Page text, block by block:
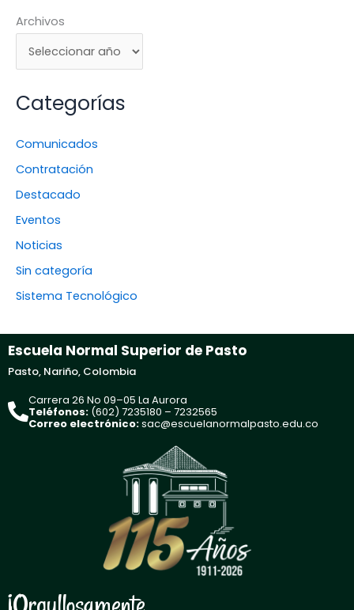
Archivos
Categorías
Comunicados
Contratación
Destacado
Eventos
Noticias
Sin categoría
Sistema Tecnológico
Escuela Normal Superior de Pasto
Pasto, Nariño, Colombia
Carrera 26 No 09–05 La Aurora
Teléfonos: (602) 7235180 – 7232565
Correo electrónico:sac@escuelanormalpasto.edu.co